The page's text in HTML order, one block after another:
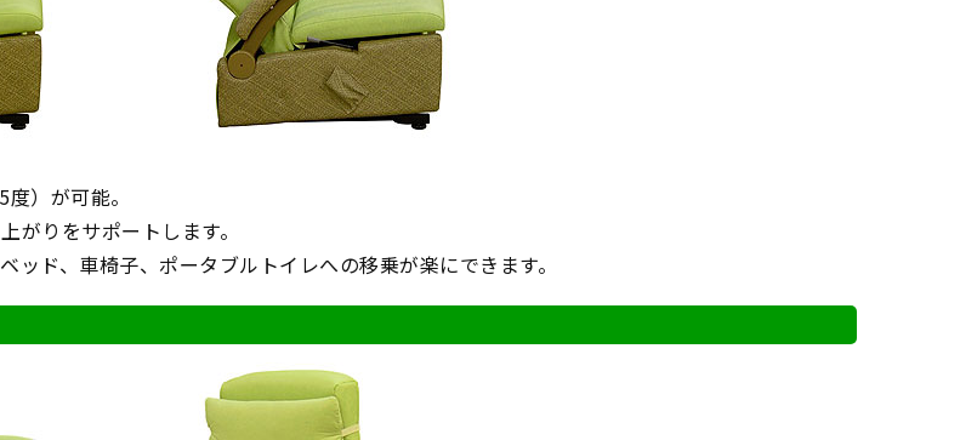
）が可能。
がりをサポートします。
ッド、車椅子、ポータブルトイレへの移乗が楽にできます。